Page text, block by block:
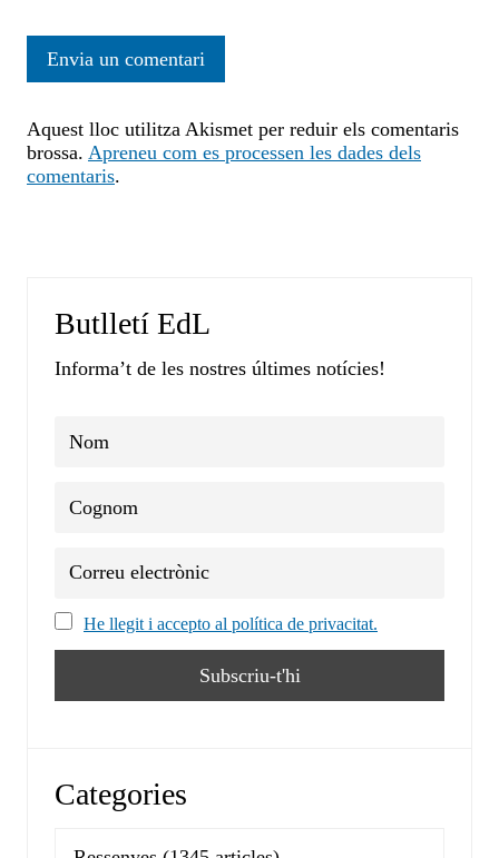
Aquest lloc utilitza Akismet per reduir els comentaris
brossa. Apreneu com es processen les dades dels
comentaris.
Butlletí EdL
Informa’t de les nostres últimes notícies!
He llegit i accepto al política de privacitat.
Categories